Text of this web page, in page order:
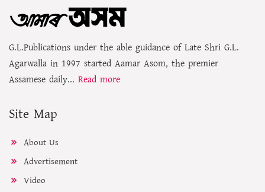
G.L.Publications under the able guidance of Late Shri G.L.
Agarwalla in 1997 started Aamar Asom, the premier
Assamese daily... Read more
Site Map
About Us
Advertisement
Video